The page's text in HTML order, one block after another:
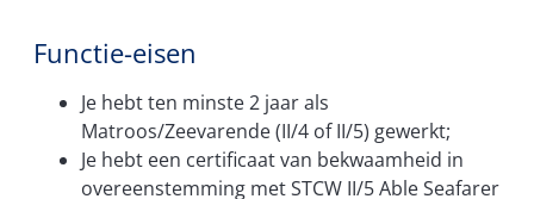
Functie-eisen
Je hebt ten minste 2 jaar als
Matroos/Zeevarende (II/4 of II/5) gewerkt;
Je hebt een certificaat van bekwaamheid in
overeenstemming met STCW II/5 Able Seafarer